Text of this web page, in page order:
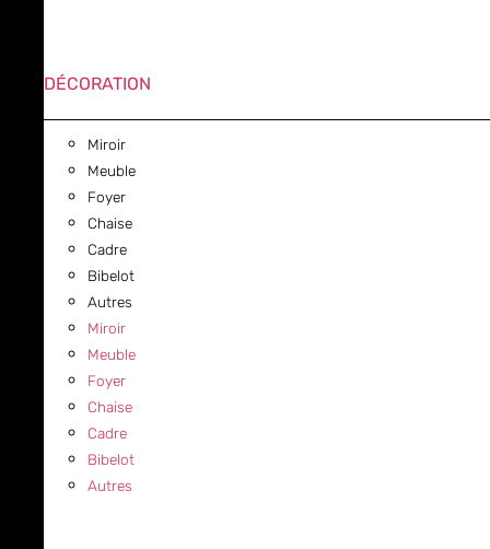
DÉCORATION
Miroir
Meuble
Foyer
Chaise
Cadre
Bibelot
Autres
Miroir
Meuble
Foyer
Chaise
Cadre
Bibelot
Autres